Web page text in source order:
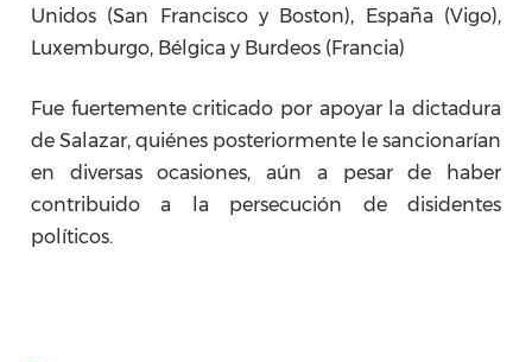
Unidos (San Francisco y Boston), España (Vigo),
Luxemburgo, Bélgica y Burdeos (Francia)
Fue fuertemente criticado por apoyar la dictadura
de Salazar, quiénes posteriormente le sancionarían
en diversas ocasiones, aún a pesar de haber
contribuido a la persecución de disidentes
políticos.